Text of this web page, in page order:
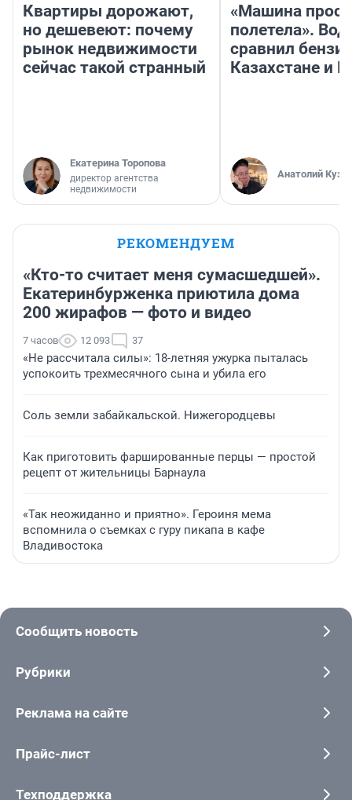
Квартиры дорожают,
но дешевеют: почему
рынок недвижимости
сейчас такой странный
Екатерина Торопова
директор агентства
недвижимости
«Машина
полетела».
сравнил
Казахстане и
Анатолий
РЕКОМЕНДУЕМ
«Кто-то считает меня сумасшедшей».
Екатеринбурженка приютила дома
200 жирафов — фото и видео
7 часов 12 093 37
«Не рассчитала силы»: 18-летняя ужурка пыталась
успокоить трехмесячного сына и убила его
Соль земли забайкальской. Нижегородцевы
Как приготовить фаршированные перцы — простой
рецепт от жительницы Барнаула
«Так неожиданно и приятно». Героиня мема
вспомнила о съемках с гуру пикапа в кафе
Владивостока
Сообщить новость
Рубрики
Реклама на сайте
Прайс-лист
Техподдержка